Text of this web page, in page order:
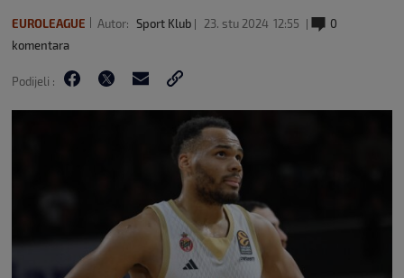
EUROLEAGUE Autor: Sport Klub 23. stu 2024 12:55
0
komentara
Podijeli :